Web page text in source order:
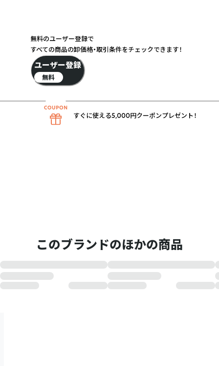
このブランドのほかの商品
無料のユーザー登録で
すべての商品の卸価格・取引条件をチェックできます！
ユーザー登録
無料
すぐに使える5,000円クーポンプレゼント！